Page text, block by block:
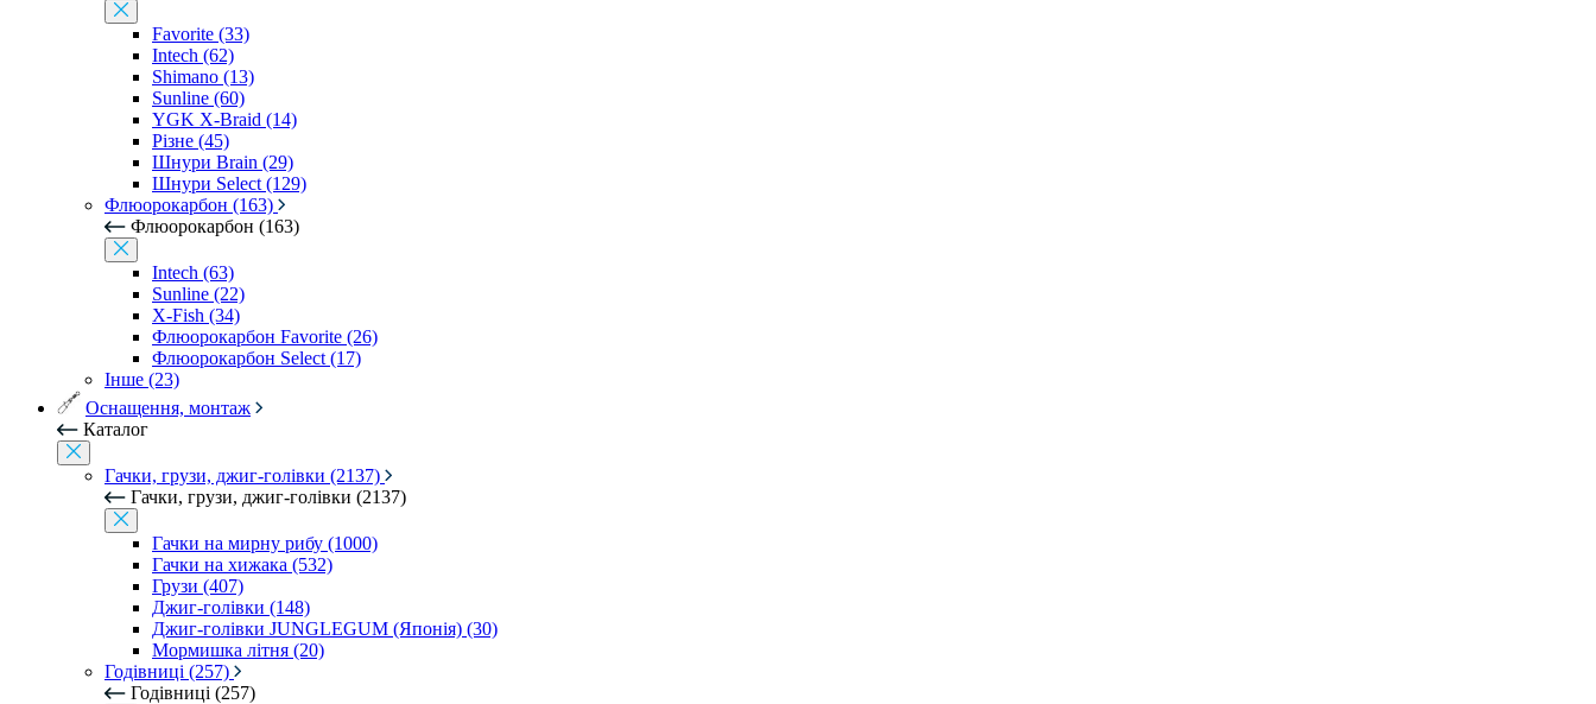
Favorite (33)
Intech (62)
Shimano (13)
Sunline (60)
YGK X-Braid (14)
Різне (45)
Шнури Brain (29)
Шнури Select (129)
Флюорокарбон (163)
Флюорокарбон (163)
Intech (63)
Sunline (22)
X-Fish (34)
Флюорокарбон Favorite (26)
Флюорокарбон Select (17)
Інше (23)
Оснащення, монтаж
Каталог
Гачки, грузи, джиг-голівки (2137)
Гачки, грузи, джиг-голівки (2137)
Гачки на мирну рибу (1000)
Гачки на хижака (532)
Грузи (407)
Джиг-голівки (148)
Джиг-голівки JUNGLEGUM (Японія) (30)
Мормишка літня (20)
Годівниці (257)
Годівниці (257)